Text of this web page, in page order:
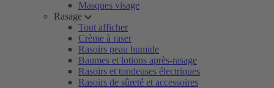
Masques visage
Rasage
Tout afficher
Crème à raser
Rasoirs peau humide
Baumes et lotions après-rasage
Rasoirs et tondeuses électriques
Rasoirs de sûreté et accessoires